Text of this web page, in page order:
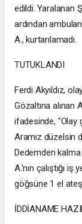
edildi. Yaralanan
ardından
A., kurtarılamadı.
TUTUKLANDI
Ferdi Akyıldız,
Gözaltına alınan
ifadesinde, "Olay
Aramız düzelsin
Dedemden kalma
A.'nın çalıştığı
göğsüne 1 el
İDDİANAME